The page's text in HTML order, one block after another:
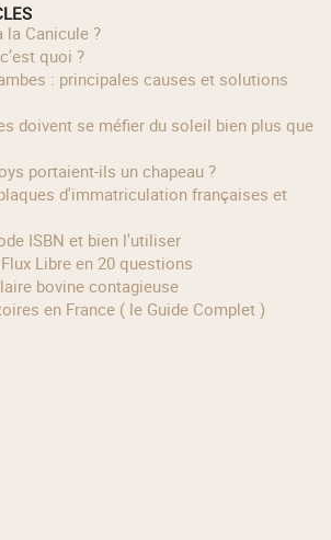
la Canicule ?
quoi ?
portaient‑ils un chapeau ?
ISBN et bien l'utiliser
Flux Libre en 20 questions
bovine contagieuse
en France ( le Guide Complet )